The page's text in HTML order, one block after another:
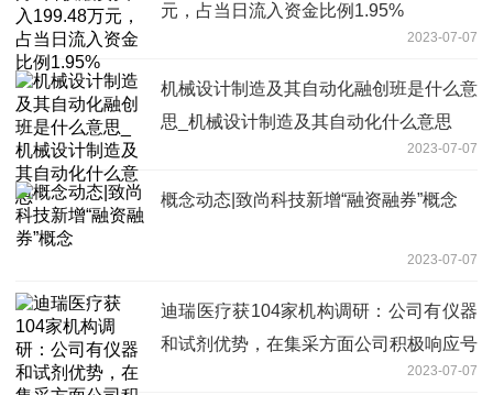
元，占当日流入资金比例1.95%
2023-07-07
机械设计制造及其自动化融创班是什么意
思_机械设计制造及其自动化什么意思
2023-07-07
概念动态|致尚科技新增“融资融券”概念
2023-07-07
迪瑞医疗获104家机构调研：公司有仪器
和试剂优势，在集采方面公司积极响应号
召，参与产品报价，争取多品种入选，进
2023-07-07